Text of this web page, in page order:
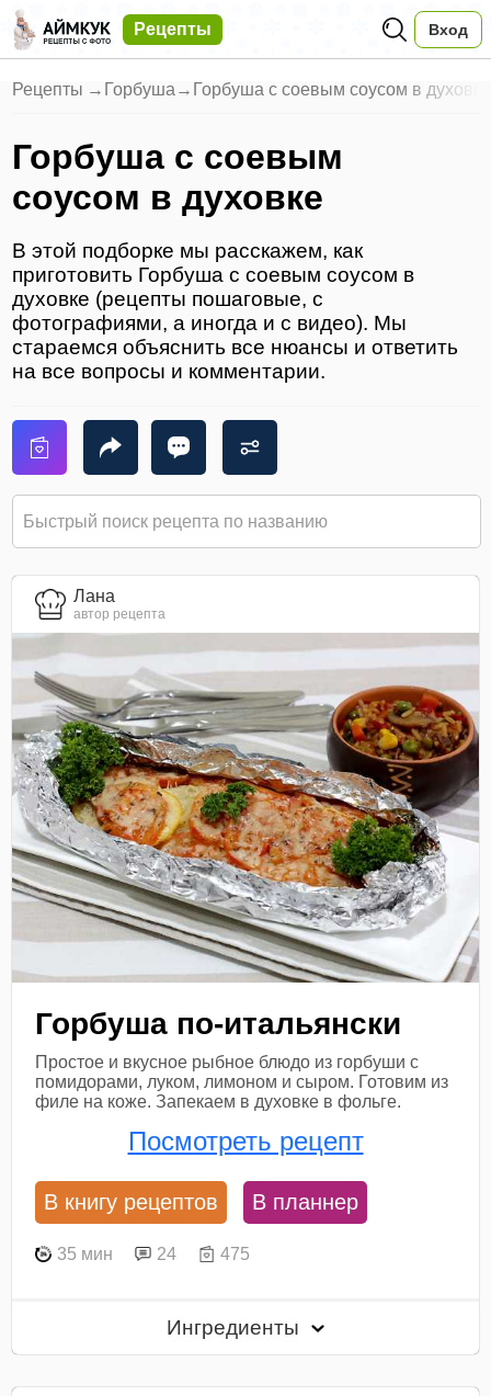
Рецепты Вход
Рецепты → Горбуша → Горбуша с соевым соусом в духовке
Горбуша с соевым
соусом в духовке
В этой подборке мы расскажем, как
приготовить Горбуша с соевым соусом в
духовке (рецепты пошаговые, с
фотографиями, а иногда и с видео). Мы
стараемся объяснить все нюансы и ответить
на все вопросы и комментарии.
Лана
автор рецепта
Горбуша по-итальянски
Простое и вкусное рыбное блюдо из горбуши с
помидорами, луком, лимоном и сыром. Готовим из
филе на коже. Запекаем в духовке в фольге.
Посмотреть рецепт
В книгу рецептов В планнер
35 мин 24 475
Ингредиенты